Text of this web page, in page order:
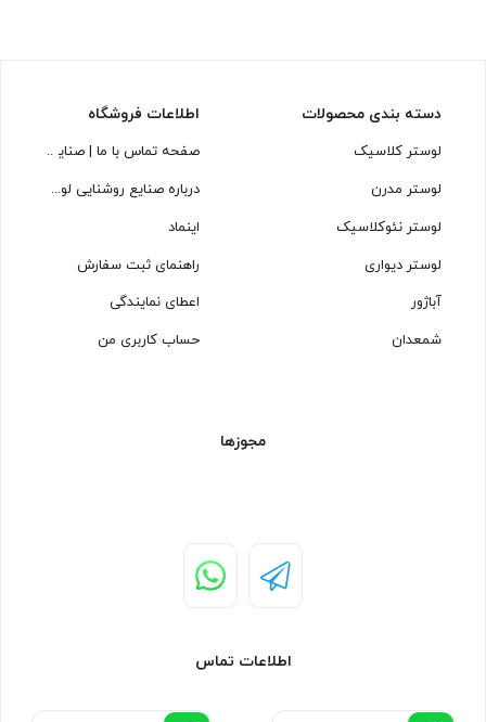
دسته بندی محصولات
لوستر کلاسیک
لوستر مدرن
لوستر نئوکلاسیک
لوستر دیواری
آباژور
شمعدان
اطلاعات فروشگاه
صفحه تماس با ما | صنایع
درباره صنایع روشنایی لوسترسازان
اینماد
راهنمای ثبت سفارش
اعطای نمایندگی
حساب کاربری من
مجوزها
اطلاعات تماس